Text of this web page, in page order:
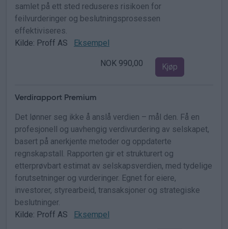
samlet på ett sted reduseres risikoen for
feilvurderinger og beslutningsprosessen
effektiviseres.
Kilde: Proff AS
Eksempel
NOK 990,00 Kjøp
Verdirapport Premium
Det lønner seg ikke å anslå verdien – mål den. Få en
profesjonell og uavhengig verdivurdering av selskapet,
basert på anerkjente metoder og oppdaterte
regnskapstall. Rapporten gir et strukturert og
etterprøvbart estimat av selskapsverdien, med tydelige
forutsetninger og vurderinger. Egnet for eiere,
investorer, styrearbeid, transaksjoner og strategiske
beslutninger.
Kilde: Proff AS
Eksempel